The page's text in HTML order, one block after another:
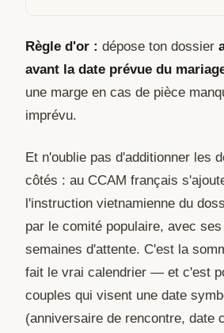
Règle d'or : dépose ton dossier
avant la date prévue du
une marge en cas de pièce
imprévu.
Et n'oublie pas d'additionner les
côtés : au CCAM français
l'instruction vietnamienne du
par le comité populaire, avec
semaines d'attente. C'est la
fait le vrai calendrier — et c'est
couples qui visent une date
(anniversaire de rencontre, date